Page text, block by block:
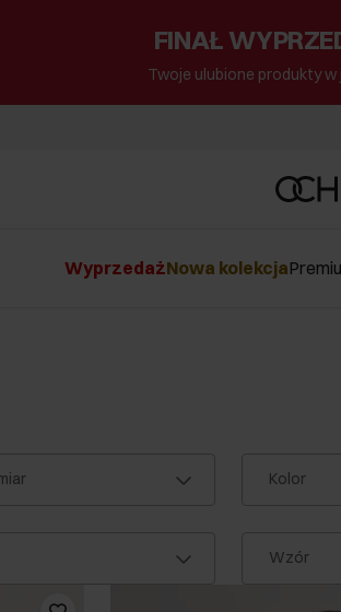
FINAŁ
Twoje ulubione produkty
WyprzedażNowa kolekcja
Kolor
Wzór